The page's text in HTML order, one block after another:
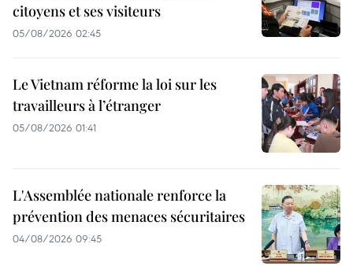
citoyens et ses visiteurs
05/08/2026 02:45
Le Vietnam réforme la loi sur les
travailleurs à l’étranger
05/08/2026 01:41
L'Assemblée nationale renforce la
prévention des menaces sécuritaires
04/08/2026 09:45